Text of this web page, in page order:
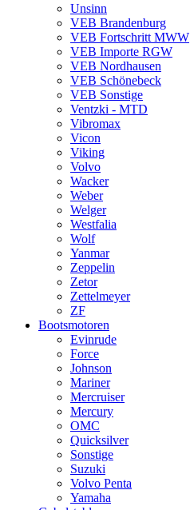
Unsinn
VEB Brandenburg
VEB Fortschritt MWW
VEB Importe RGW
VEB Nordhausen
VEB Schönebeck
VEB Sonstige
Ventzki - MTD
Vibromax
Vicon
Viking
Volvo
Wacker
Weber
Welger
Westfalia
Wolf
Yanmar
Zeppelin
Zetor
Zettelmeyer
ZF
Bootsmotoren
Evinrude
Force
Johnson
Mariner
Mercruiser
Mercury
OMC
Quicksilver
Sonstige
Suzuki
Volvo Penta
Yamaha